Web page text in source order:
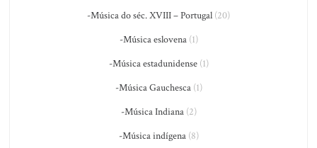
-Música do séc. XVIII – Portugal (20)
-Música eslovena(1)
-Música estadunidense(1)
-Música Gauchesca(1)
-Música Indiana(2)
-Música indígena(8)